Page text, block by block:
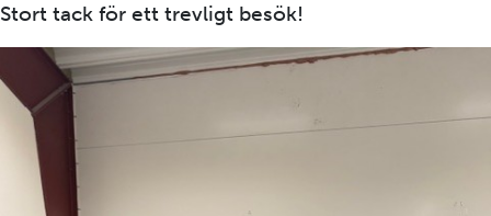
Stort tack för ett trevligt besök!